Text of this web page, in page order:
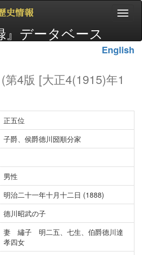
史情報
』データベース
English
(第4版 [大正4(1915)年1
正五位
子爵、侯爵德川圀順分家
男性
明治二十一年十月十二日 (1888)
德川昭武の子
妻 繡子 明二五、七生、伯爵德川達
孝四女